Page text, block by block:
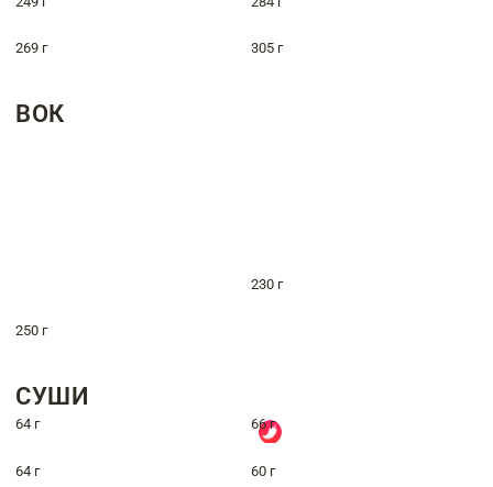
269 г 305 г
ВОК
230 г
250 г
СУШИ
64 г 66 г
64 г 60 г